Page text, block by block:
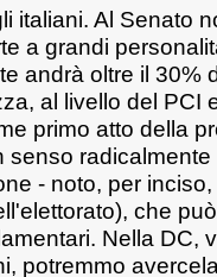
italiani. Al Senato
a grandi
andrà oltre il 30%
al livello del PCI
primo atto della
senso
- noto, per
che
Nella DC,
potremmo